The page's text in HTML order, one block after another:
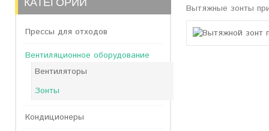
КАТЕГОРИИ
Прессы для отходов
Вентиляционное оборудование
Вентиляторы
Зонты
Кондиционеры
Вытяжные зонты